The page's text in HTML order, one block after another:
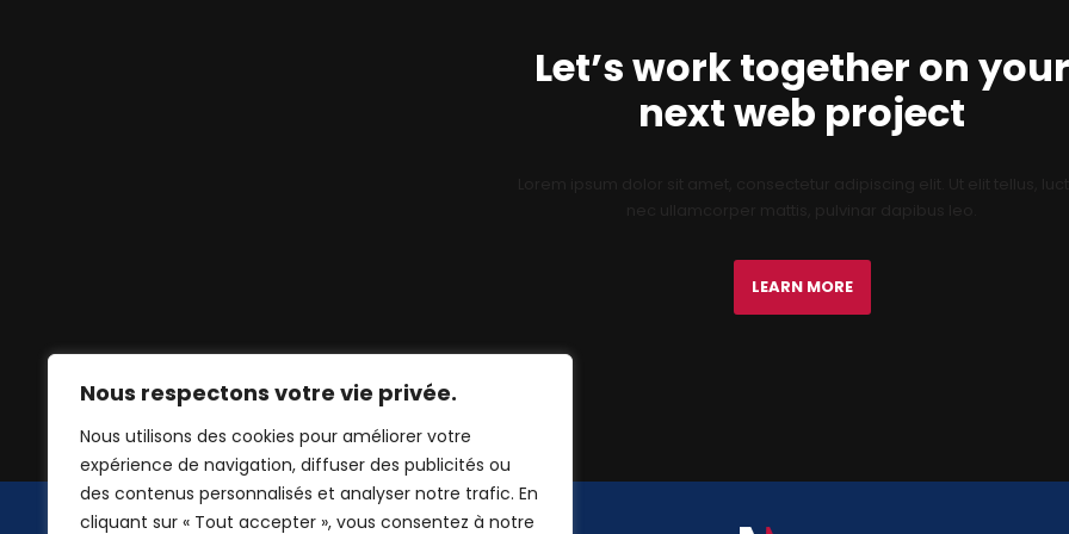
Nous respectons votre vie privée.
Nous utilisons des cookies pour améliorer votre
expérience de navigation, diffuser des publicités ou
des contenus personnalisés et analyser notre trafic. En
cliquant sur « Tout accepter », vous consentez à notre
Let’s work together on your
next web project
LEARN MORE